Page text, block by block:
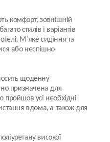
комфорт, зовнішній
стилів і варіантів
М'яке сидіння та
або неспішно
щоденну
призначена для
пройшов усі необхідні
вдома, а також для
високої